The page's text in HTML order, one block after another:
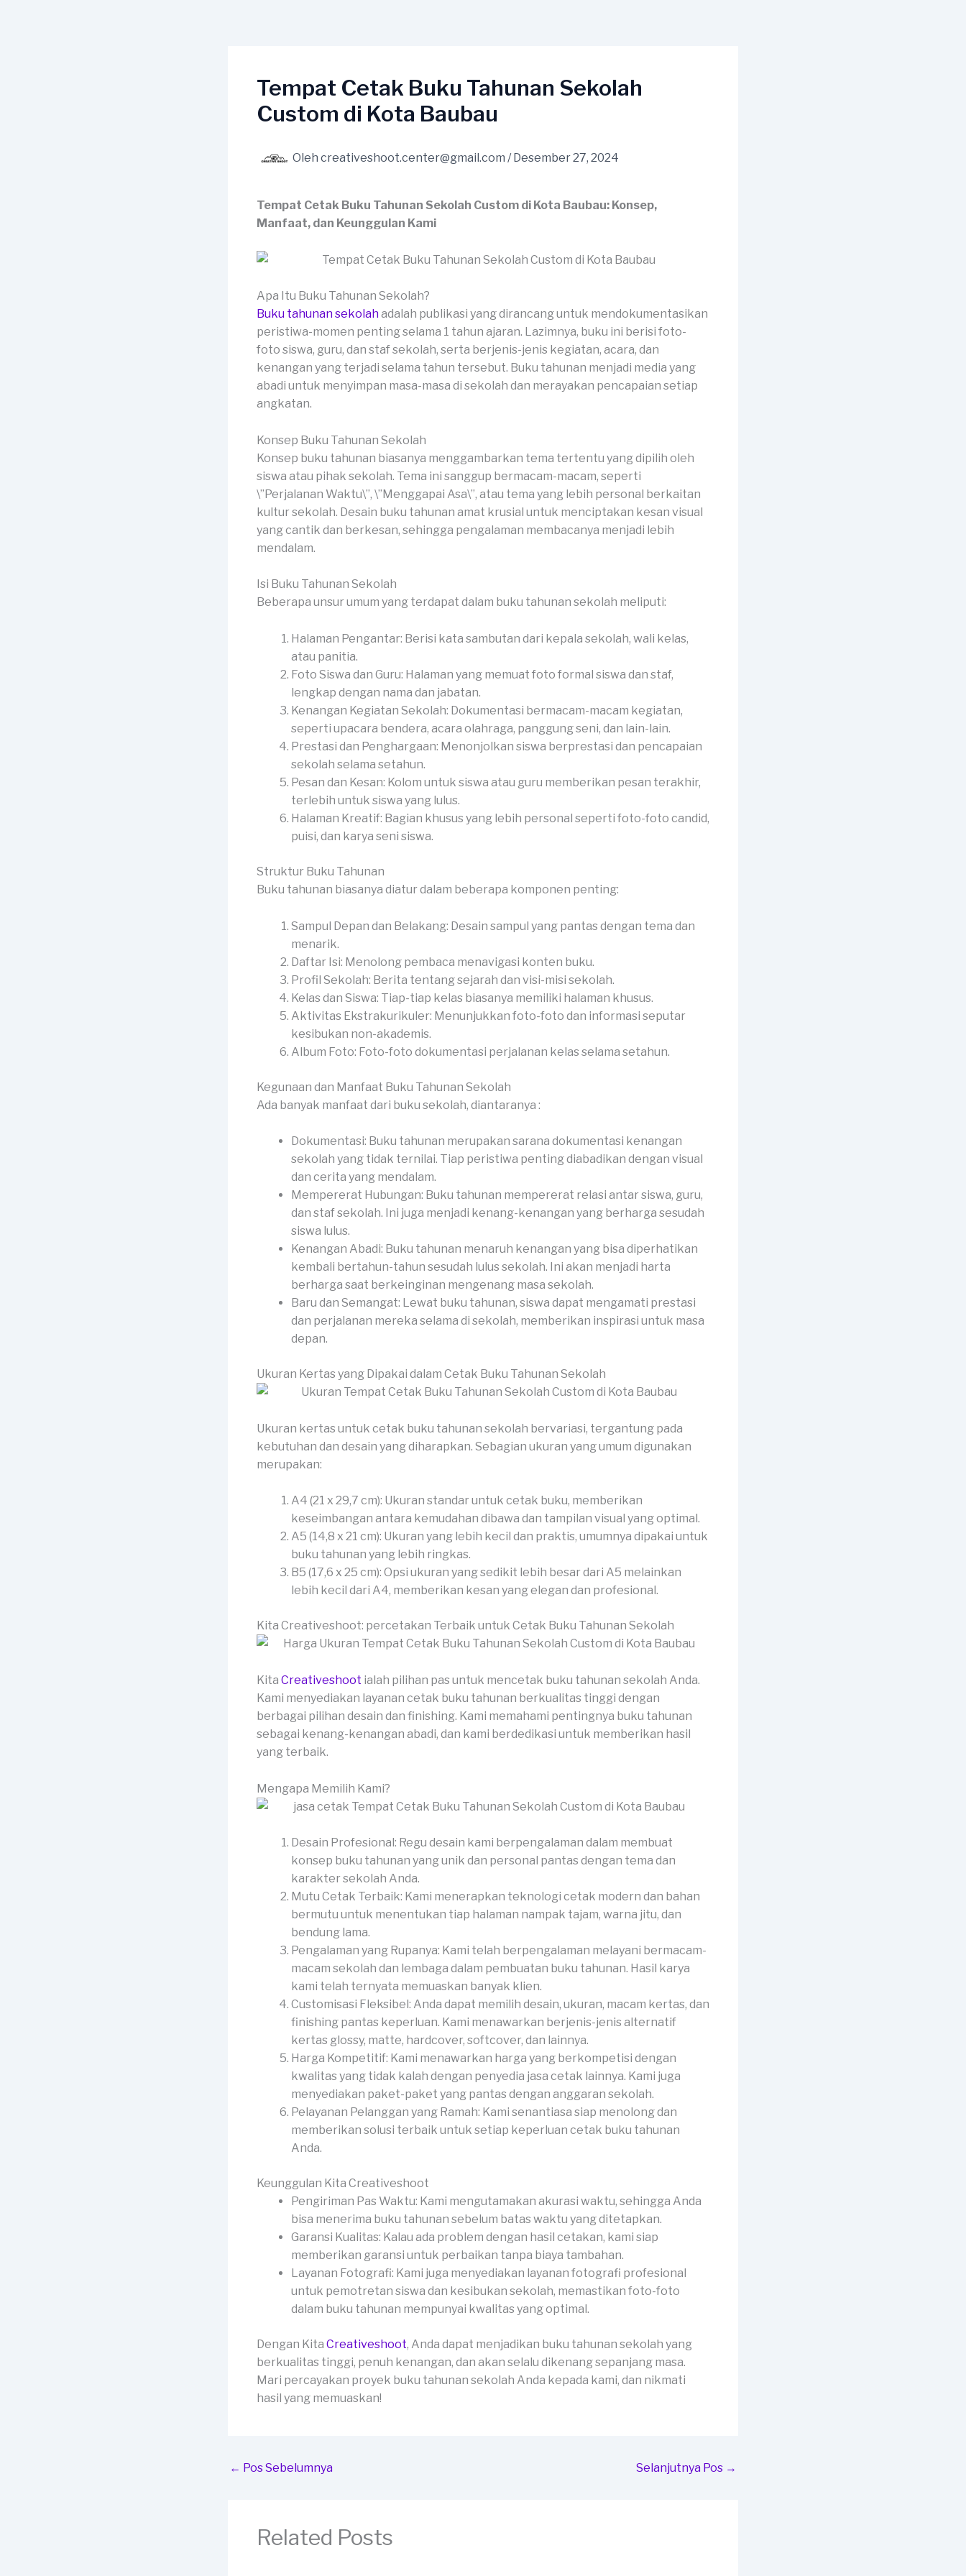
Tempat Cetak Buku Tahunan Sekolah
Custom di Kota Baubau
Oleh creativeshoot.center@gmail.com / Desember 27, 2024
Tempat Cetak Buku Tahunan Sekolah Custom di Kota Baubau: Konsep,
Manfaat, dan Keunggulan Kami
Apa Itu Buku Tahunan Sekolah?
Buku tahunan sekolahadalah publikasi yang dirancang untuk mendokumentasikan
peristiwa-momen penting selama 1 tahun ajaran. Lazimnya, buku ini berisi foto-
foto siswa, guru, dan staf sekolah, serta berjenis-jenis kegiatan, acara, dan
kenangan yang terjadi selama tahun tersebut. Buku tahunan menjadi media yang
abadi untuk menyimpan masa-masa di sekolah dan merayakan pencapaian setiap
angkatan.
Konsep Buku Tahunan Sekolah
Konsep buku tahunan biasanya menggambarkan tema tertentu yang dipilih oleh
siswa atau pihak sekolah. Tema ini sanggup bermacam-macam, seperti
\”Perjalanan Waktu\”, \”Menggapai Asa\”, atau tema yang lebih personal berkaitan
kultur sekolah. Desain buku tahunan amat krusial untuk menciptakan kesan visual
yang cantik dan berkesan, sehingga pengalaman membacanya menjadi lebih
mendalam.
Isi Buku Tahunan Sekolah
Beberapa unsur umum yang terdapat dalam buku tahunan sekolah meliputi:
Halaman Pengantar: Berisi kata sambutan dari kepala sekolah, wali kelas,
atau panitia.
Foto Siswa dan Guru: Halaman yang memuat foto formal siswa dan staf,
lengkap dengan nama dan jabatan.
Kenangan Kegiatan Sekolah: Dokumentasi bermacam-macam kegiatan,
seperti upacara bendera, acara olahraga, panggung seni, dan lain-lain.
Prestasi dan Penghargaan: Menonjolkan siswa berprestasi dan pencapaian
sekolah selama setahun.
Pesan dan Kesan: Kolom untuk siswa atau guru memberikan pesan terakhir,
terlebih untuk siswa yang lulus.
Halaman Kreatif: Bagian khusus yang lebih personal seperti foto-foto candid,
puisi, dan karya seni siswa.
Struktur Buku Tahunan
Buku tahunan biasanya diatur dalam beberapa komponen penting:
Sampul Depan dan Belakang: Desain sampul yang pantas dengan tema dan
menarik.
Daftar Isi: Menolong pembaca menavigasi konten buku.
Profil Sekolah: Berita tentang sejarah dan visi-misi sekolah.
Kelas dan Siswa: Tiap-tiap kelas biasanya memiliki halaman khusus.
Aktivitas Ekstrakurikuler: Menunjukkan foto-foto dan informasi seputar
kesibukan non-akademis.
Album Foto: Foto-foto dokumentasi perjalanan kelas selama setahun.
Kegunaan dan Manfaat Buku Tahunan Sekolah
Ada banyak manfaat dari buku sekolah, diantaranya :
Dokumentasi: Buku tahunan merupakan sarana dokumentasi kenangan
sekolah yang tidak ternilai. Tiap peristiwa penting diabadikan dengan visual
dan cerita yang mendalam.
Mempererat Hubungan: Buku tahunan mempererat relasi antar siswa, guru,
dan staf sekolah. Ini juga menjadi kenang-kenangan yang berharga sesudah
siswa lulus.
Kenangan Abadi: Buku tahunan menaruh kenangan yang bisa diperhatikan
kembali bertahun-tahun sesudah lulus sekolah. Ini akan menjadi harta
berharga saat berkeinginan mengenang masa sekolah.
Baru dan Semangat: Lewat buku tahunan, siswa dapat mengamati prestasi
dan perjalanan mereka selama di sekolah, memberikan inspirasi untuk masa
depan.
Ukuran Kertas yang Dipakai dalam Cetak Buku Tahunan Sekolah
Ukuran kertas untuk cetak buku tahunan sekolah bervariasi, tergantung pada
kebutuhan dan desain yang diharapkan. Sebagian ukuran yang umum digunakan
merupakan:
A4 (21 x 29,7 cm): Ukuran standar untuk cetak buku, memberikan
keseimbangan antara kemudahan dibawa dan tampilan visual yang optimal.
A5 (14,8 x 21 cm): Ukuran yang lebih kecil dan praktis, umumnya dipakai untuk
buku tahunan yang lebih ringkas.
B5 (17,6 x 25 cm): Opsi ukuran yang sedikit lebih besar dari A5 melainkan
lebih kecil dari A4, memberikan kesan yang elegan dan profesional.
Kita Creativeshoot: percetakan Terbaik untuk Cetak Buku Tahunan Sekolah
Kita Creativeshoot ialah pilihan pas untuk mencetak buku tahunan sekolah Anda.
Kami menyediakan layanan cetak buku tahunan berkualitas tinggi dengan
berbagai pilihan desain dan finishing. Kami memahami pentingnya buku tahunan
sebagai kenang-kenangan abadi, dan kami berdedikasi untuk memberikan hasil
yang terbaik.
Mengapa Memilih Kami?
Desain Profesional: Regu desain kami berpengalaman dalam membuat
konsep buku tahunan yang unik dan personal pantas dengan tema dan
karakter sekolah Anda.
Mutu Cetak Terbaik: Kami menerapkan teknologi cetak modern dan bahan
bermutu untuk menentukan tiap halaman nampak tajam, warna jitu, dan
bendung lama.
Pengalaman yang Rupanya: Kami telah berpengalaman melayani bermacam-
macam sekolah dan lembaga dalam pembuatan buku tahunan. Hasil karya
kami telah ternyata memuaskan banyak klien.
Customisasi Fleksibel: Anda dapat memilih desain, ukuran, macam kertas, dan
finishing pantas keperluan. Kami menawarkan berjenis-jenis alternatif
kertas glossy, matte, hardcover, softcover, dan lainnya.
Harga Kompetitif: Kami menawarkan harga yang berkompetisi dengan
kwalitas yang tidak kalah dengan penyedia jasa cetak lainnya. Kami juga
menyediakan paket-paket yang pantas dengan anggaran sekolah.
Pelayanan Pelanggan yang Ramah: Kami senantiasa siap menolong dan
memberikan solusi terbaik untuk setiap keperluan cetak buku tahunan
Anda.
Keunggulan Kita Creativeshoot
Pengiriman Pas Waktu: Kami mengutamakan akurasi waktu, sehingga Anda
bisa menerima buku tahunan sebelum batas waktu yang ditetapkan.
Garansi Kualitas: Kalau ada problem dengan hasil cetakan, kami siap
memberikan garansi untuk perbaikan tanpa biaya tambahan.
Layanan Fotografi: Kami juga menyediakan layanan fotografi profesional
untuk pemotretan siswa dan kesibukan sekolah, memastikan foto-foto
dalam buku tahunan mempunyai kwalitas yang optimal.
Dengan Kita Creativeshoot, Anda dapat menjadikan buku tahunan sekolah yang
berkualitas tinggi, penuh kenangan, dan akan selalu dikenang sepanjang masa.
Mari percayakan proyek buku tahunan sekolah Anda kepada kami, dan nikmati
hasil yang memuaskan!
← Pos Sebelumnya Selanjutnya Pos →
Related Posts